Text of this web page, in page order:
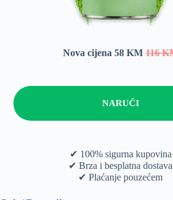
Nova cijena 58 KM116
NARUČI
✔ 100% sigurna kupovina
✔ Brza i besplatna dostava
✔ Plaćanje pouzećem